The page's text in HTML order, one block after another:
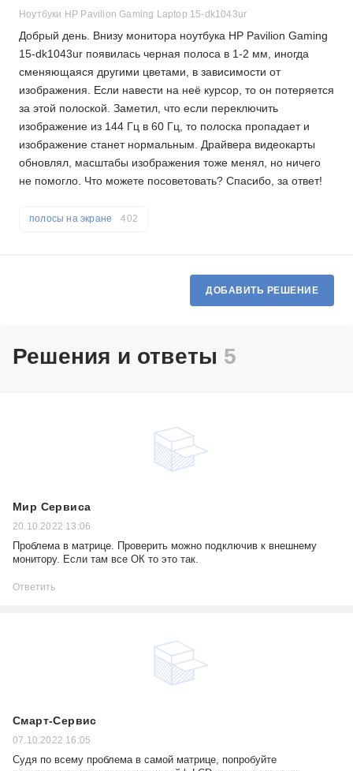
Ноутбуки HP Pavilion Gaming Laptop 15-dk1043ur
Добрый день. Внизу монитора ноутбука HP Pavilion Gaming
15-dk1043ur появилась черная полоса в 1-2 мм, иногда
сменяющаяся другими цветами, в зависимости от
изображения. Если навести на неё курсор, то он потеряется
за этой полоской. Заметил, что если переключить
изображение из 144 Гц в 60 Гц, то полоска пропадает и
изображение станет нормальным. Драйвера видеокарты
обновлял, масштабы изображения тоже менял, но ничего
не помогло. Что можете посоветовать? Спасибо, за ответ!
полосы на экране 402
ДОБАВИТЬ РЕШЕНИЕ
Решения и ответы 5
Мир Сервиса
20.10.2022 13:06
Проблема в матрице. Проверить можно подключив к внешнему
монитору. Если там все ОК то это так.
Ответить
Смарт-Сервис
07.10.2022 16:05
Судя по всему проблема в самой матрице, попробуйте